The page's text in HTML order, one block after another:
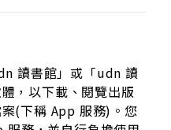
讀書館」或「udn 讀
，以下載、閱覽出版
(下稱 App 服務)。您